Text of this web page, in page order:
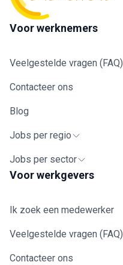
Voor werknemers
Veelgestelde vragen (FAQ)
Contacteer ons
Blog
Jobs per regio
Jobs per sector
Voor werkgevers
Ik zoek een medewerker
Veelgestelde vragen (FAQ)
Contacteer ons